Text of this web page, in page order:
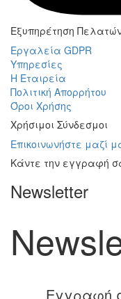
Εξυπηρέτηση
Εργαλεία GDPR
Υπηρεσίες
Η Εταιρεία
Πολιτική Απορρήτου
Όροι Χρήσης
Χρήσιμοι Σύνδεσμοι
Επικοινωνήστε μαζί
Κάντε την εγγραφή
Newsletter
Εγγραφή